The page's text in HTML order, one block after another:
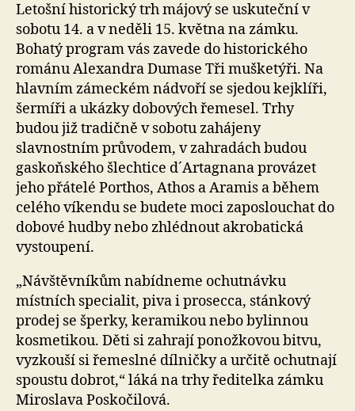
Letošní historický trh májový se uskuteční v
sobotu 14. a v neděli 15. května na zámku.
Bohatý program vás zavede do historického
románu Alexandra Dumase Tři mušketýři. Na
hlavním zámeckém nádvoří se sjedou kejklíři,
šermíři a ukázky dobových řemesel. Trhy
budou již tradičně v sobotu zahájeny
slavnostním průvodem, v zahradách budou
gaskoňského šlechtice d´Artagnana provázet
jeho přátelé Porthos, Athos a Aramis a během
celého víkendu se budete moci zaposlouchat do
dobové hudby nebo zhlédnout akrobatická
vystoupení.
„Návštěvníkům nabídneme ochutnávku
místních specialit, piva i prosecca, stánkový
prodej se šperky, keramikou nebo bylinnou
kosmetikou. Děti si zahrají ponožkovou bitvu,
vyzkouší si řemeslné dílničky a určitě ochutnají
spoustu dobrot,“ láká na trhy ředitelka zámku
Miroslava Poskočilová.